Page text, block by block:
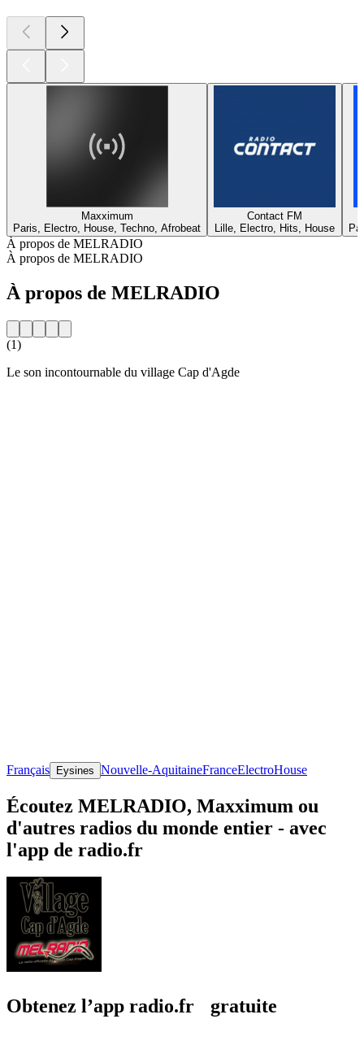
Maxximum
Paris, Electro, House, Techno, Afrobeat
Contact FM
Lille, Electro, Hits, House
À propos de MELRADIO
À propos de MELRADIO
À propos de MELRADIO
(1)
Le son incontournable du village Cap d'Agde
Français Eysines Nouvelle-AquitaineFranceElectroHouse
Écoutez MELRADIO, Maxximum ou
d'autres radios du monde entier - avec
l'app de radio.fr
Obtenez l’app radio.fr gratuite